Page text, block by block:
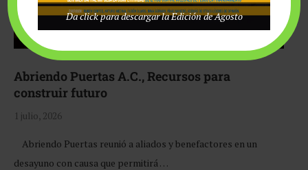
Abriendo Puertas A.C., Recursos para
construir futuro
1 julio, 2026
Abriendo Puertas reunió a aliados y benefactores en un
desayuno con causa que permitirá …
Da click para descargar la Edición de Agosto